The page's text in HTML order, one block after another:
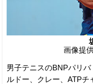
画像提
男子テニスのBNPパリ
ルドー、クレー、ATP